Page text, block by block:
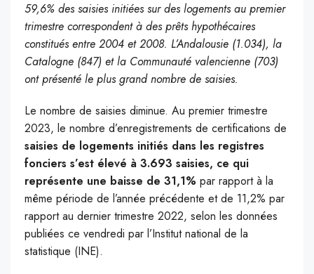
59,6% des saisies initiées sur des logements au premier
trimestre correspondent à des prêts hypothécaires
constitués entre 2004 et 2008. L’Andalousie (1.034), la
Catalogne (847) et la Communauté valencienne (703)
ont présenté le plus grand nombre de saisies.
Le nombre de saisies diminue. Au premier trimestre
2023, le nombre d’enregistrements de certifications de
saisies de logements initiés dans les registres
fonciers s’est élevé à 3.693 saisies, ce qui
représente une baisse de 31,1% par rapport à la
même période de l’année précédente et de 11,2% par
rapport au dernier trimestre 2022, selon les données
publiées ce vendredi par l’Institut national de la
statistique (INE).